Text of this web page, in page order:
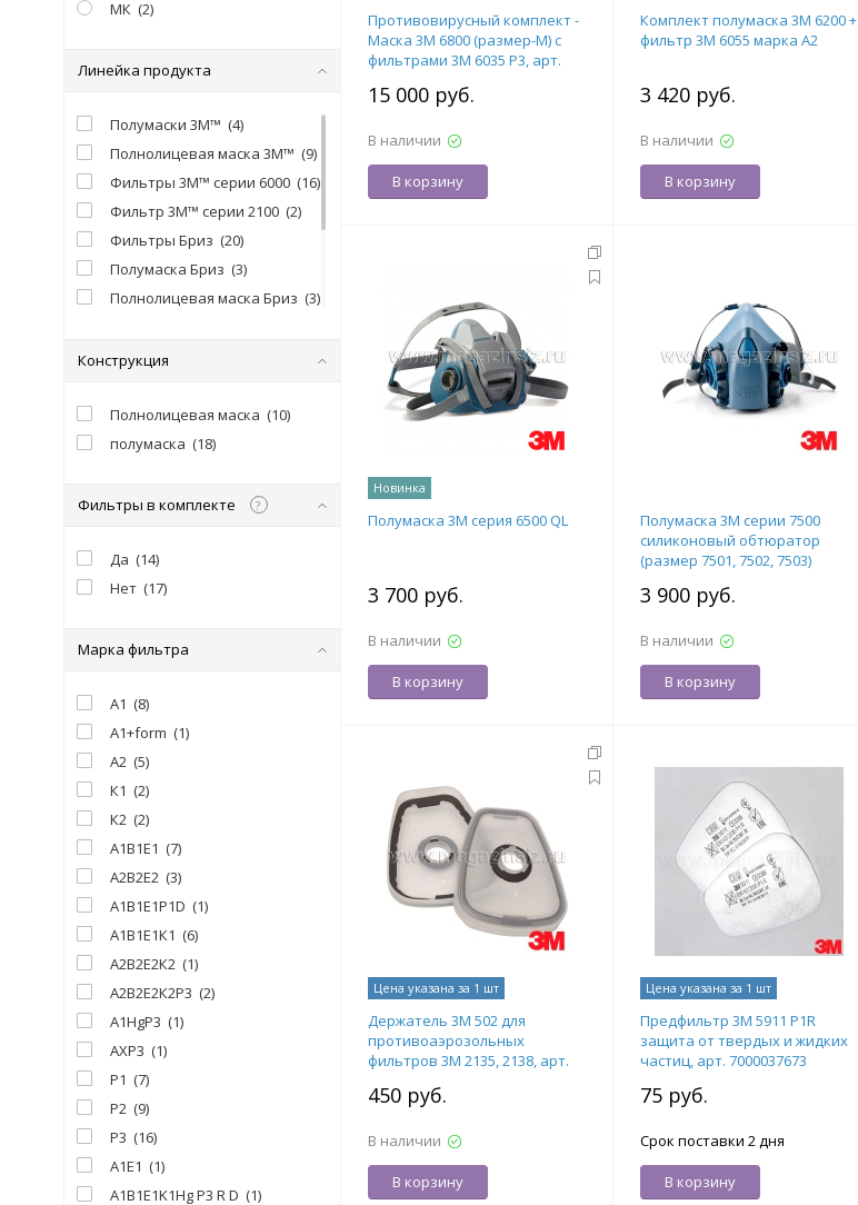
МК (2)
Линейка продукта
Полумаски 3M™ (4)
Полнолицевая маска 3M™ (9)
Фильтры 3М™ серии 6000 (16)
Фильтр 3М™ серии 2100 (2)
Фильтры Бриз (20)
Полумаска Бриз (3)
Полнолицевая маска Бриз (3)
Маски UNIX
Unix (Уникс)(5)
Конструкция
Полнолицевая маска (10)
полумаска (18)
Фильтры в комплекте ?
Да (14)
Нет (17)
Марка фильтра
А1 (8)
А1+form (1)
А2 (5)
К1 (2)
К2 (2)
А1В1Е1 (7)
А2В2Е2 (3)
А1В1Е1Р1D (1)
А1В1Е1К1 (6)
А2В2Е2К2 (1)
А2В2Е2К2Р3 (2)
А1HgP3 (1)
АХР3 (1)
Р1 (7)
Р2 (9)
Р3 (16)
А1Е1 (1)
A1B1E1K1Hg P3 R D (1)
Противовирусный комплект -
Маска 3М 6800 (размер-М) с
фильтрами 3М 6035 Р3, арт.
15 000 руб.
В наличии
В корзину
Комплект полумаска 3М 6200 +
фильтр 3М 6055 марка А2
3 420 руб.
В наличии
В корзину
Новинка
Полумаска 3М серия 6500 QL
3 700 руб.
В наличии
В корзину
Полумаска 3М серии 7500
силиконовый обтюратор
(размер 7501, 7502, 7503)
3 900 руб.
В наличии
В корзину
Цена указана за 1 шт
Держатель 3М 502 для
противоаэрозольных
фильтров 3М 2135, 2138, арт.
450 руб.
В наличии
В корзину
Цена указана за 1 шт
Предфильтр 3М 5911 P1R
защита от твердых и жидких
частиц, арт. 7000037673
75 руб.
Срок поставки 2 дня
В корзину